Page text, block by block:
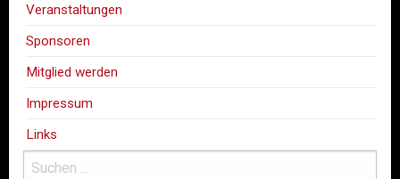
Veranstaltungen
Sponsoren
Mitglied werden
Impressum
Links